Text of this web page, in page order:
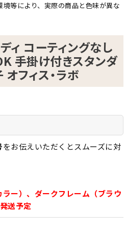
等により、実際の商品と色味が異な
ィ コーティングなし
手掛け付きスタンダ
フィス・ラボ
をお伝えいただくとスムーズに対
ー）、ダークフレーム（ブラウ
送予定